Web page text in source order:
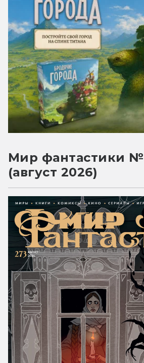
Мир фантастики №
(август 2026)